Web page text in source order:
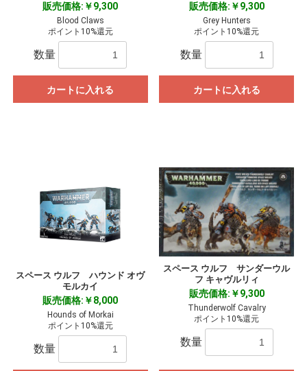
販売価格:￥9,300
Blood Claws
ポイント10%還元
数量
カートに入れる
販売価格:￥9,300
Grey Hunters
ポイント10%還元
数量
カートに入れる
スペース ウルフ ハウンド オヴ
モルカイ
販売価格:￥8,000
Hounds of Morkai
ポイント10%還元
数量
スペース ウルフ サンダーウル
フ キャヴルリィ
販売価格:￥9,300
Thunderwolf Cavalry
ポイント10%還元
数量